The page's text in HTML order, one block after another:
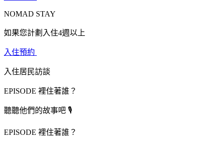
NOMAD STAY
如果您計劃入住4週以上
入住預約
入住居民訪談
EPISODE 裡住著誰？
聽聽他們的故事吧 🎙
EPISODE 裡住著誰？